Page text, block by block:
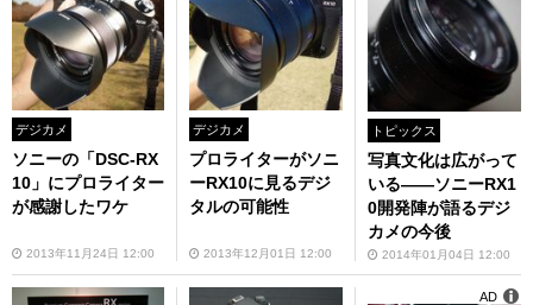
デジカメ
ソニーの「DSC-RX
10」にプロライター
が感謝したワケ
2013年11月24日 12:00
デジカメ
プロライターがソニ
ーRX10に見るデジ
タルの可能性
2013年12月01日 12:00
トピックス
写真文化は広がって
いる――ソニーRX1
0開発陣が語るデジ
カメの今後
2014年01月04日 12:00
AD